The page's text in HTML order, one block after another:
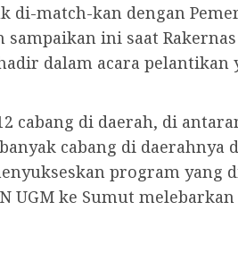
di-match-kan dengan
ini saat
dalam acara pelantikan
di daerah, di
cabang di
program yang
ke Sumut